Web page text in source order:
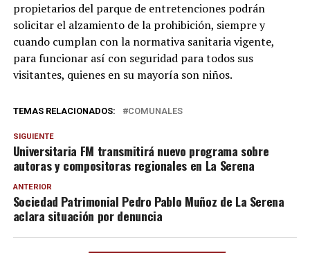
propietarios del parque de entretenciones podrán
solicitar el alzamiento de la prohibición, siempre y
cuando cumplan con la normativa sanitaria vigente,
para funcionar así con seguridad para todos sus
visitantes, quienes en su mayoría son niños.
TEMAS RELACIONADOS: COMUNALES
SIGUIENTE
Universitaria FM transmitirá nuevo programa sobre
autoras y compositoras regionales en La Serena
ANTERIOR
Sociedad Patrimonial Pedro Pablo Muñoz de La Serena
aclara situación por denuncia